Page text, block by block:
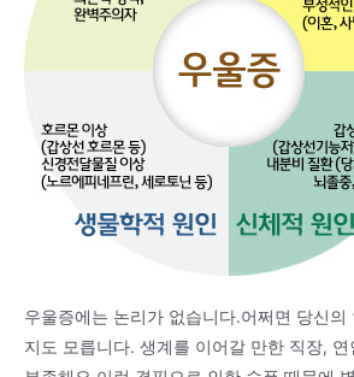
우울증에는 논리가 없습니다.어쩌면 당신의
지도 모릅니다. 생계를 이어갈 만한 직장,